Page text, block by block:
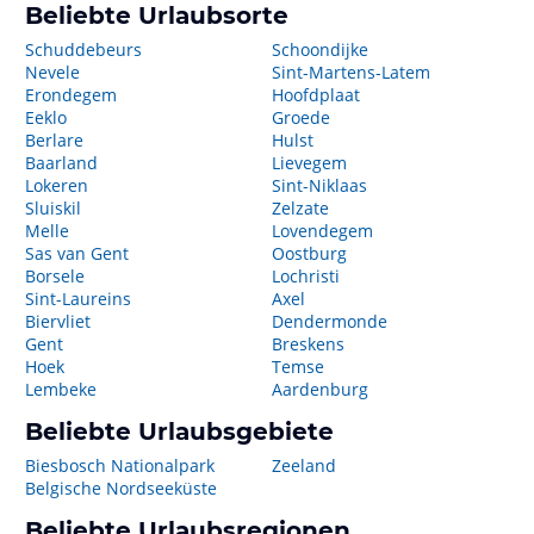
Beliebte Urlaubsorte
Schuddebeurs
Nevele
Erondegem
Eeklo
Berlare
Baarland
Lokeren
Sluiskil
Melle
Sas van Gent
Borsele
Sint-Laureins
Biervliet
Gent
Hoek
Lembeke
Schoondijke
Sint-Martens-Latem
Hoofdplaat
Groede
Hulst
Lievegem
Sint-Niklaas
Zelzate
Lovendegem
Oostburg
Lochristi
Axel
Dendermonde
Breskens
Temse
Aardenburg
Beliebte Urlaubsgebiete
Biesbosch Nationalpark
Belgische Nordseeküste
Zeeland